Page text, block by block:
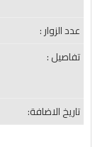
عدد الزوار :
تفاصيل :
تاريخ الاضافة: